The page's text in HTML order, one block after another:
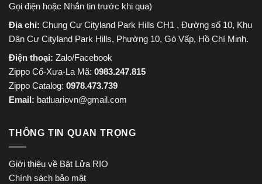
Gọi điện hoặc Nhắn tin trước khi qua)
Địa chỉ: Chung Cư Cityland Park Hills CH1 , Đường số 10, Khu
Dân Cư Cityland Park Hills, Phường 10, Gò Vấp, Hồ Chí Minh.
Điện thoại: Zalo/Facebook
Zippo Cổ-Xưa-La Mã: 0983.247.815
Zippo Catalog: 0978.473.739
Email: batluariovn@gmail.com
THÔNG TIN QUAN TRỌNG
Giới thiệu về Bật Lửa RIO
Chính sách bảo mật